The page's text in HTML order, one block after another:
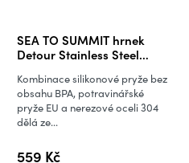
SEA TO SUMMIT hrnek
Detour Stainless Steel
559 Kč
Kombinace silikonové pryže bez
obsahu BPA, potravinářské
pryže EU a nerezové oceli 304
dělá ze...